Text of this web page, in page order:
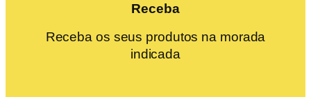
Receba
Receba os seus produtos na morada
indicada